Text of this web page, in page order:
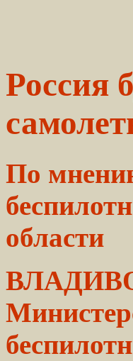
Россия
По
области